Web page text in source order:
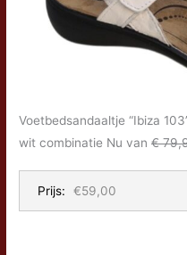
Voetbedsandaaltje “Ibiza
wit combinatie Nu van€
Prijs: €59,00